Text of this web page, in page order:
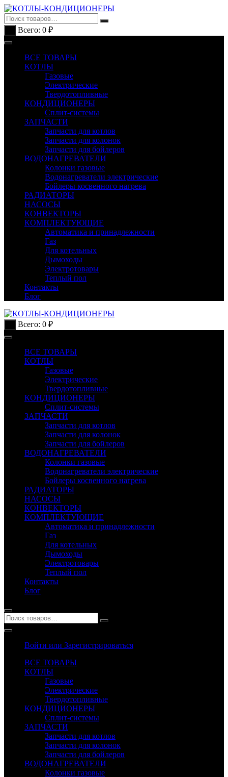
Перейти
к
содержимому
Всего: 0 ₽
ВСЕ ТОВАРЫ
КОТЛЫ
Газовые
Электрические
Твердотопливные
КОНДИЦИОНЕРЫ
Сплит-системы
ЗАПЧАСТИ
Запчасти для котлов
Запчасти для колонок
Запчасти для бойлеров
ВОДОНАГРЕВАТЕЛИ
Колонки газовые
Водонагреватели электрические
Бойлеры косвенного нагрева
РАДИАТОРЫ
НАСОСЫ
КОНВЕКТОРЫ
КОМПЛЕКТУЮЩИЕ
Автоматика и принадлежности
Газ
Для котельных
Дымоходы
Электротовары
Теплый пол
Контакты
Блог
Всего: 0 ₽
ВСЕ ТОВАРЫ
КОТЛЫ
Газовые
Электрические
Твердотопливные
КОНДИЦИОНЕРЫ
Сплит-системы
ЗАПЧАСТИ
Запчасти для котлов
Запчасти для колонок
Запчасти для бойлеров
ВОДОНАГРЕВАТЕЛИ
Колонки газовые
Водонагреватели электрические
Бойлеры косвенного нагрева
РАДИАТОРЫ
НАСОСЫ
КОНВЕКТОРЫ
КОМПЛЕКТУЮЩИЕ
Автоматика и принадлежности
Газ
Для котельных
Дымоходы
Электротовары
Теплый пол
Контакты
Блог
Войти или Зарегистрироваться
ВСЕ ТОВАРЫ
КОТЛЫ
Газовые
Электрические
Твердотопливные
КОНДИЦИОНЕРЫ
Сплит-системы
ЗАПЧАСТИ
Запчасти для котлов
Запчасти для колонок
Запчасти для бойлеров
ВОДОНАГРЕВАТЕЛИ
Колонки газовые